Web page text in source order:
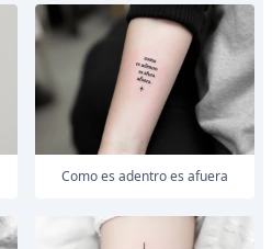
como es adentro es afuera